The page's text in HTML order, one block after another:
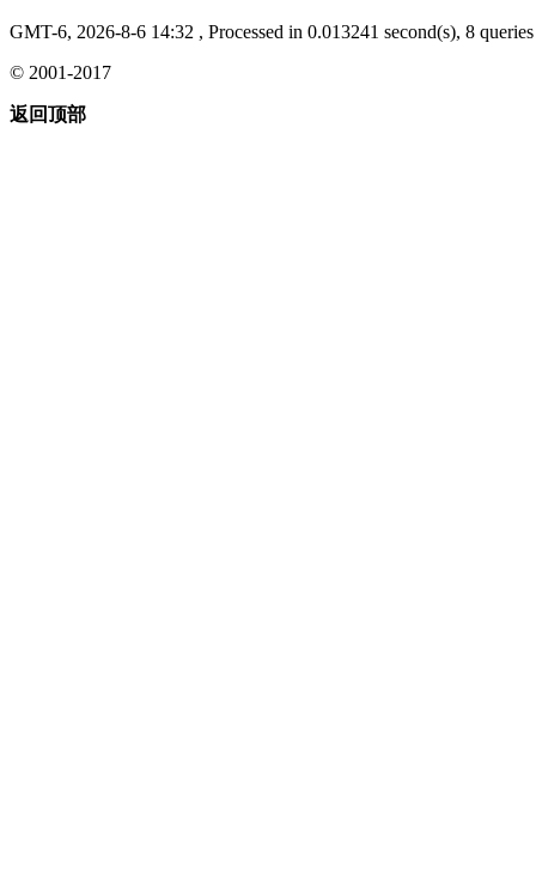
GMT-6, 2026-8-6 14:32 , Processed in 0.013241 second(s), 8
© 2001-2017
返回顶部